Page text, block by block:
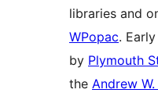
libraries and
WPopac.
by Plymouth
the Andrew